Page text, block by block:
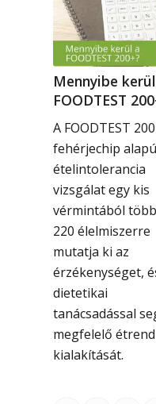
Mennyibe
FOODTEST
A FOODTEST
fehérjechip alapú
ételintolerancia
vizsgálat egy kis
vérmintából
220 élelmiszerre
mutatja ki az
érzékenységet,
dietetikai
tanácsadással
megfelelő étrend
kialakítását.